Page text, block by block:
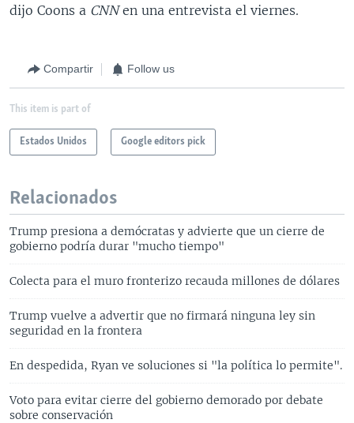
dijo Coons a CNNen una entrevista el viernes.
Compartir Follow us
This item is part of
Estados Unidos Google editors pick
Relacionados
Trump presiona a demócratas y advierte que un cierre de
gobierno podría durar "mucho tiempo"
Colecta para el muro fronterizo recauda millones de dólares
Trump vuelve a advertir que no firmará ninguna ley sin
seguridad en la frontera
En despedida, Ryan ve soluciones si "la política lo permite".
Voto para evitar cierre del gobierno demorado por debate
sobre conservación